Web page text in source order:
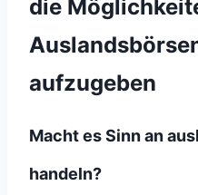
die
aufzugeben
Macht es Sinn an
handeln?